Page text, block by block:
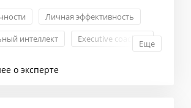
Личная эффективность
интеллект
Еxecutive coachingЕще
о эксперте